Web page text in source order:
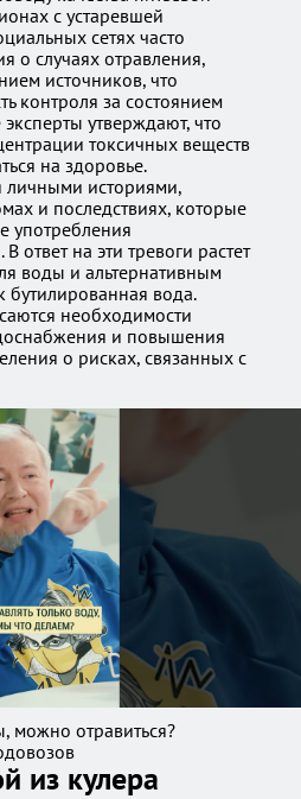
с устаревшей
сетях часто
о случаях отравления,
источников, что
контроля за состоянием
утверждают, что
токсичных веществ
на здоровье.
личными историями,
и последствиях, которые
употребления
ответ на эти тревоги растет
воды и альтернативным
бутилированная вода.
необходимости
и повышения
о рисках, связанных с
можно отравиться?
из кулера